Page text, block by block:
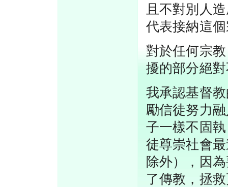
且不對別人
代表接納這
對於任何宗
擾的部分絕
我承認基督
勵信徒努力
子一樣不固
徒尊崇社會
除外），因
了傳教，拯